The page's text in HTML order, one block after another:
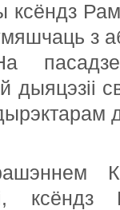
ксёндз
з
пасадзе
дыяцэзіі
ксёндз